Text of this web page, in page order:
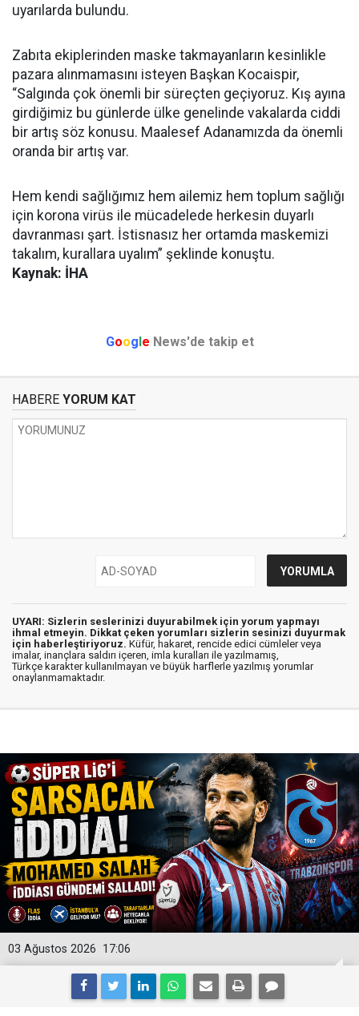
uyarılarda bulundu.
Zabıta ekiplerinden maske takmayanların kesinlikle
pazara alınmamasını isteyen Başkan Kocaispir,
“Salgında çok önemli bir süreçten geçiyoruz. Kış ayına
girdiğimiz bu günlerde ülke genelinde vakalarda ciddi
bir artış söz konusu. Maalesef Adanamızda da önemli
oranda bir artış var.
Hem kendi sağlığımız hem ailemiz hem toplum sağlığı
için korona virüs ile mücadelede herkesin duyarlı
davranması şart. İstisnasız her ortamda maskemizi
takalım, kurallara uyalım” şeklinde konuştu.
Kaynak: İHA
Google News'de takip et
HABERE YORUM KAT
UYARI: Sizlerin seslerinizi duyurabilmek için yorum yapmayı
ihmal etmeyin. Dikkat çeken yorumları sizlerin sesinizi duyurmak
için haberleştiriyoruz. Küfür, hakaret, rencide edici cümleler veya
imalar, inançlara saldırı içeren, imla kuralları ile yazılmamış,
Türkçe karakter kullanılmayan ve büyük harflerle yazılmış yorumlar
onaylanmamaktadır.
17:06
03 Ağustos 2026